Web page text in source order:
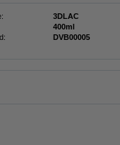
3DLAC
400ml
DVB00005